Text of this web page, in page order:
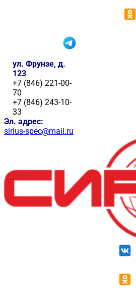
ул. Фрунзе, д.
123
+7 (846) 221-00-
70
+7 (846) 243-10-
33
Эл. адрес:
sirius-spec@mail.ru